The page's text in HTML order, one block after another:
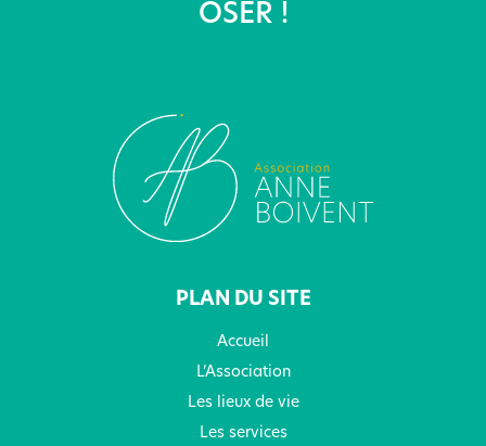
OSER !
PLAN DU SITE
Accueil
L’Association
Les lieux de vie
Les services